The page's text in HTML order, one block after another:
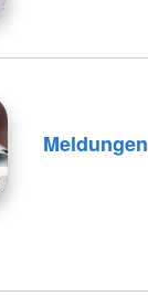
Meldungen